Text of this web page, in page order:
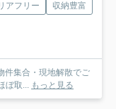
アフリー
収納豊富
件集合・現地解散でご
ぼ取... もっと見る